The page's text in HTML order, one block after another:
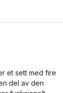
et sett med fire
del av den